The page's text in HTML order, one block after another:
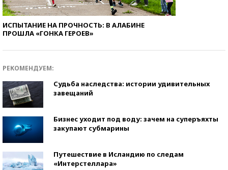
ИСПЫТАНИЕ НА ПРОЧНОСТЬ: В АЛАБИНЕ
ПРОШЛА «ГОНКА ГЕРОЕВ»
РЕКОМЕНДУЕМ:
Судьба наследства: истории удивительных
завещаний
Бизнес уходит под воду: зачем на суперъяхты
закупают субмарины
Путешествие в Исландию по следам
«Интерстеллара»